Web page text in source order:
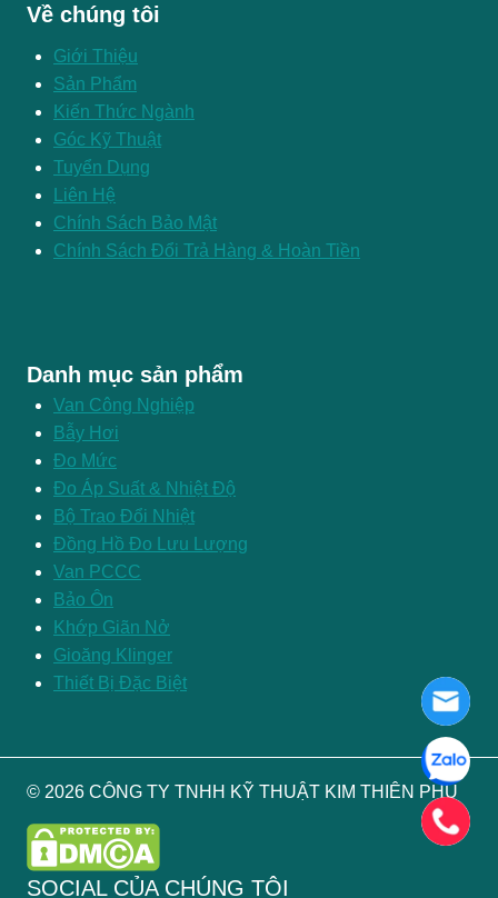
Về chúng tôi
Giới Thiệu
Sản Phẩm
Kiến Thức Ngành
Góc Kỹ Thuật
Tuyển Dụng
Liên Hệ
Chính Sách Bảo Mật
Chính Sách Đổi Trả Hàng & Hoàn Tiền
Danh mục sản phẩm
Van Công Nghiệp
Bẫy Hơi
Đo Mức
Đo Áp Suất & Nhiệt Độ
Bộ Trao Đổi Nhiệt
Đồng Hồ Đo Lưu Lượng
Van PCCC
Bảo Ôn
Khớp Giãn Nở
Gioăng Klinger
Thiết Bị Đặc Biệt
© 2026 CÔNG TY TNHH KỸ THUẬT KIM THIÊN PHÚ
SOCIAL CỦA CHÚNG TÔI